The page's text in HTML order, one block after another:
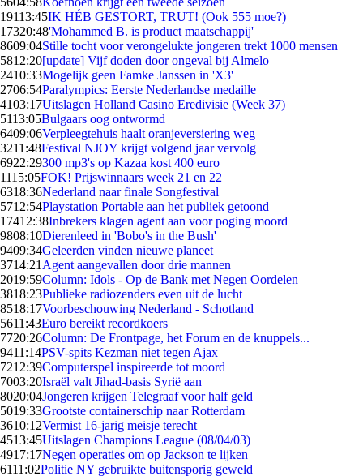
19113:45IK HÉB GESTORT, TRUT! (Ook 555 moe?)
17320:48'Mohammed B. is product maatschappij'
8609:04Stille tocht voor verongelukte jongeren trekt 1000 mensen
5812:20[update] Vijf doden door ongeval bij Almelo
2410:33Mogelijk geen Famke Janssen in 'X3'
2706:54Paralympics: Eerste Nederlandse medaille
4103:17Uitslagen Holland Casino Eredivisie (Week 37)
5113:05Bulgaars oog ontwormd
6409:06Verpleegtehuis haalt oranjeversiering weg
3211:48Festival NJOY krijgt volgend jaar vervolg
6922:29300 mp3's op Kazaa kost 400 euro
1115:05FOK! Prijswinnaars week 21 en 22
6318:36Nederland naar finale Songfestival
5712:54Playstation Portable aan het publiek getoond
17412:38Inbrekers klagen agent aan voor poging moord
9808:10Dierenleed in 'Bobo's in the Bush'
9409:34Geleerden vinden nieuwe planeet
3714:21 Agent aangevallen door drie mannen
2019:59Column: Idols - Op de Bank met Negen Oordelen
3818:23Publieke radiozenders even uit de lucht
8518:17Voorbeschouwing Nederland - Schotland
5611:43Euro bereikt recordkoers
7720:26Column: De Frontpage, het Forum en de knuppels...
9411:14PSV-spits Kezman niet tegen Ajax
7212:39Computerspel inspireerde tot moord
7003:20Israël valt Jihad-basis Syrië aan
8020:04Jongeren krijgen Telegraaf voor half geld
5019:33Grootste containerschip naar Rotterdam
3610:12Vermist 16-jarig meisje terecht
4513:45Uitslagen Champions League (08/04/03)
4917:17Negen operaties om op Jackson te lijken
6111:02Politie NY gebruikte buitensporig geweld